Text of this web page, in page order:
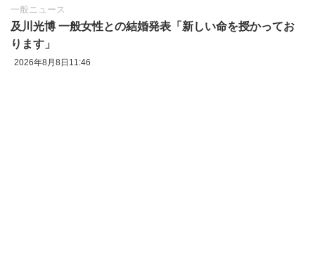
一般ニュース
及川光博 一般女性との結婚発表「新しい命を授かってお
ります」
2026年8月8日11:46